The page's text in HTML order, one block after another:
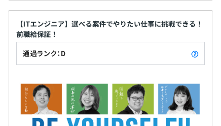
【ITエンジニア】選べる案件でやりたい仕事に挑戦できる！
前職給保証！
通過ランク：D